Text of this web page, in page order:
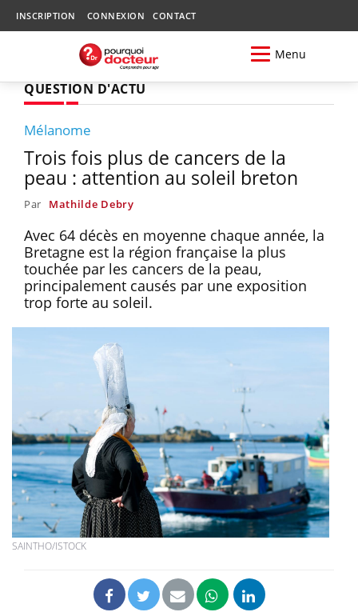
INSCRIPTION CONNEXION CONTACT
Menu
QUESTION D'ACTU
Mélanome
Trois fois plus de cancers de la
peau : attention au soleil breton
Par Mathilde Debry
Avec 64 décès en moyenne chaque année, la
Bretagne est la région française la plus
touchée par les cancers de la peau,
principalement causés par une exposition
trop forte au soleil.
SAINTHO/ISTOCK